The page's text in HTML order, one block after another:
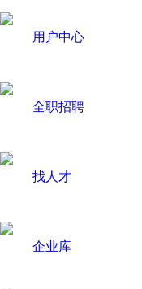
用户中心
全职招聘
找人才
企业库